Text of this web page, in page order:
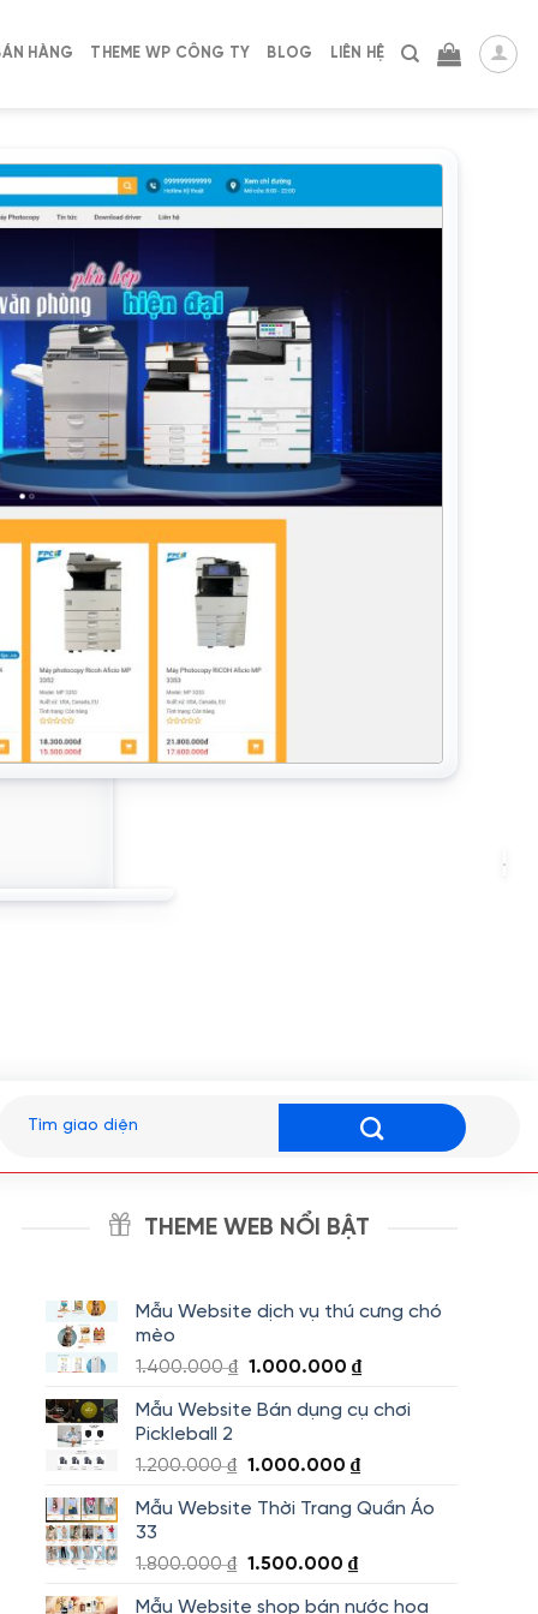
HÀNG THEME WP CÔNG TY BLOG LIÊN HỆ
kiếm:
THEME WEB NỔI BẬT
Mẫu Website dịch vụ thú cưng chó
mèo
1.400.000₫ Giá
là:
1.000.000₫Giá
tại
1.000.000 ₫.
Mẫu Website Bán dụng cụ chơi
Pickleball 2
1.200.000₫ Giá
là:
1.000.000₫Giá
tại
Mẫu Website Thời Trang Quần Áo
33
1.800.000₫ Giá
1.500.000₫Giá
Mẫu Website shop bán nước hoa